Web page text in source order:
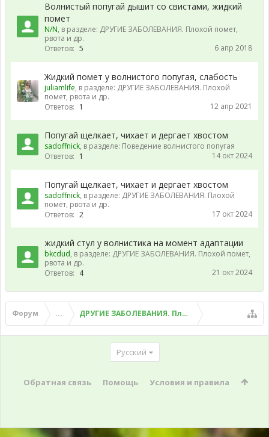
Волнистый попугай дышит со свистами, жидкий
помет
N/N, в разделе: ДРУГИЕ ЗАБОЛЕВАНИЯ. Плохой помет,
рвота и др.
Ответов: 5 6 апр 2018
Жидкий помет у волнистого попугая, слабость
juliamlife, в разделе: ДРУГИЕ ЗАБОЛЕВАНИЯ. Плохой
помет, рвота и др.
Ответов: 1 12 апр 2021
Попугай щелкает, чихает и дергает хвостом
sadoffnick, в разделе: Поведение волнистого попугая
Ответов: 1 14 окт 2024
Попугай щелкает, чихает и дергает хвостом
sadoffnick, в разделе: ДРУГИЕ ЗАБОЛЕВАНИЯ. Плохой
помет, рвота и др.
Ответов: 2 17 окт 2024
жидкий стул у волнистика на момент адаптации
bkcdud, в разделе: ДРУГИЕ ЗАБОЛЕВАНИЯ. Плохой помет,
рвота и др.
Ответов: 4 21 окт 2024
Форум ... ДРУГИЕ ЗАБОЛЕВАНИЯ. Плохой помет, рвота и
Русский
Обратная связь Помощь Условия и правила